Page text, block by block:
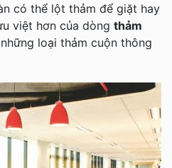
có thể lột thảm để giặt hay
việt hơn của dòng thảm
loại thảm cuộn thông